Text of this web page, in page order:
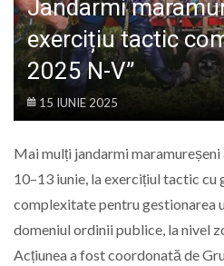
Jandarmi
exercițiu tactic
2025 N-V”
15 IUNIE 2025
Mai mulți jandarmi
10–13 iunie, la exercițiul tactic cu
complexitate pentru gestionarea
domeniul ordinii publice, la nivel
Acțiunea a fost coordonată de